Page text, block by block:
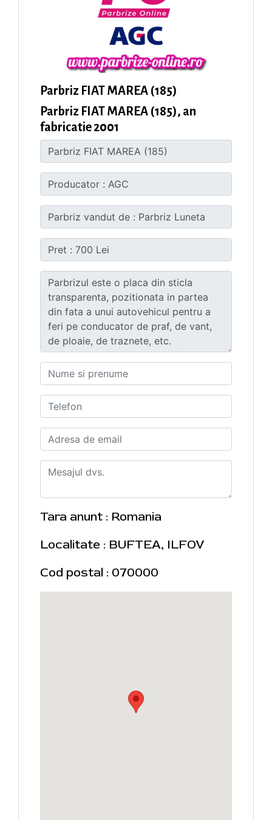
Parbriz FIAT MAREA (185)
Parbriz FIAT MAREA (185), an
fabricatie 2001
Tara anunt : Romania
Localitate : BUFTEA, ILFOV
Cod postal : 070000